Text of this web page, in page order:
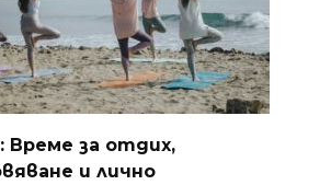
за отдих,
и лично